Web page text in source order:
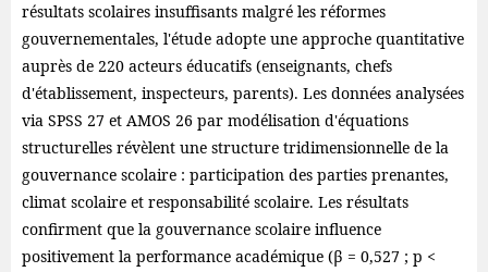
résultats scolaires insuffisants malgré les réformes
gouvernementales, l'étude adopte une approche quantitative
auprès de 220 acteurs éducatifs (enseignants, chefs
d'établissement, inspecteurs, parents). Les données analysées
via SPSS 27 et AMOS 26 par modélisation d'équations
structurelles révèlent une structure tridimensionnelle de la
gouvernance scolaire : participation des parties prenantes,
climat scolaire et responsabilité scolaire. Les résultats
confirment que la gouvernance scolaire influence
positivement la performance académique (β = 0,527 ; p <